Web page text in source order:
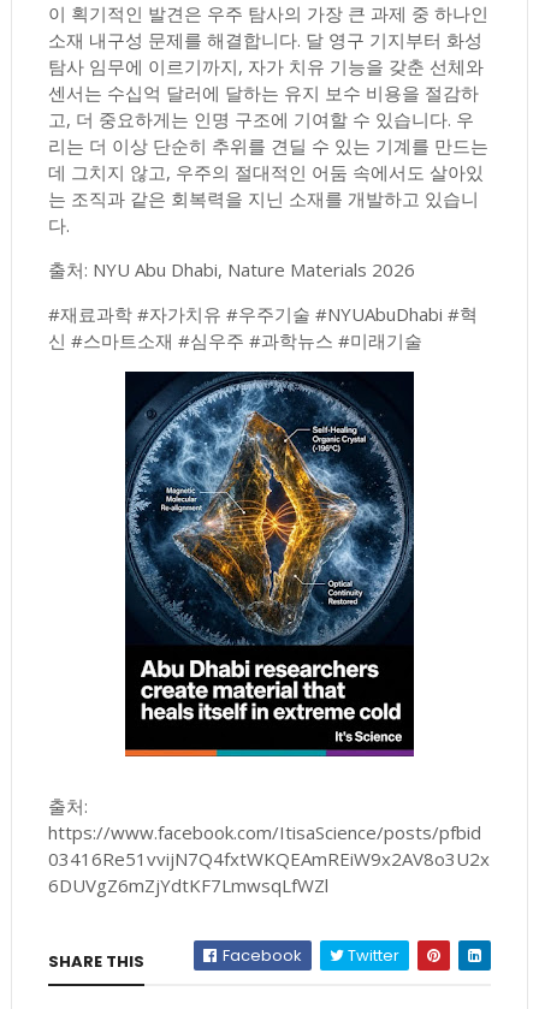
이 획기적인 발견은 우주 탐사의 가장 큰 과제 중 하나인
소재 내구성 문제를 해결합니다. 달 영구 기지부터 화성
탐사 임무에 이르기까지, 자가 치유 기능을 갖춘 선체와
센서는 수십억 달러에 달하는 유지 보수 비용을 절감하
고, 더 중요하게는 인명 구조에 기여할 수 있습니다. 우
리는 더 이상 단순히 추위를 견딜 수 있는 기계를 만드는
데 그치지 않고, 우주의 절대적인 어둠 속에서도 살아있
는 조직과 같은 회복력을 지닌 소재를 개발하고 있습니
다.
출처: NYU Abu Dhabi, Nature Materials 2026
#재료과학 #자가치유 #우주기술 #NYUAbuDhabi #혁
신 #스마트소재 #심우주 #과학뉴스 #미래기술
출처:
https://www.facebook.com/ItisaScience/posts/pfbid
03416Re51vvijN7Q4fxtWKQEAmREiW9x2AV8o3U2x
6DUVgZ6mZjYdtKF7LmwsqLfWZl
SHARE THIS Facebook Twitter